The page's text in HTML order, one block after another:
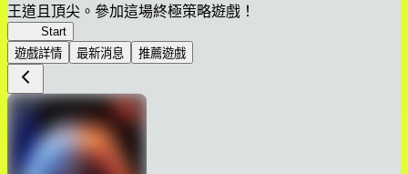
王道且頂尖。參加這場終極策略遊戲！
Start
遊戲詳情
最新消息 推薦遊戲